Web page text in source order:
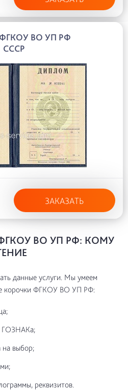
ВО УП РФ
СССР
ЗАКАЗАТЬ
ВО УП РФ: КОМУ
данные услуги. Мы умеем
корочки ФГКОУ ВО УП РФ:
ГОЗНАКа;
на выбор;
реквизитов.